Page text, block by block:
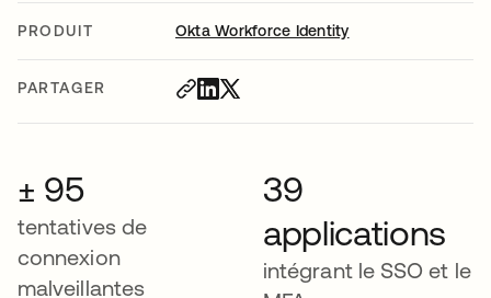
PRODUIT Okta Workforce Identity
PARTAGER
± 95
tentatives de
connexion
malveillantes
39
applications
intégrant le SSO et le